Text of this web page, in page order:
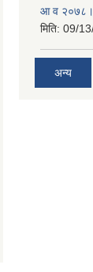
आ‍ व
मिति: 09/
अन्य